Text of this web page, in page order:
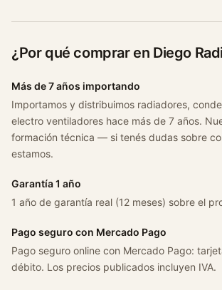
A
e
1
.
6
G
G
3
a
n
t
¿Por qué comprar en Diego
Más de 7 años importando
Importamos y distribuimos radiadores,
electro ventiladores hace más de 7 años.
formación técnica — si tenés dudas sobre
estamos.
Garantía 1 año
1 año de garantía real (12 meses) sobre el
Pago seguro con Mercado Pago
Pago seguro online con Mercado Pago:
débito. Los precios publicados incluyen IVA.